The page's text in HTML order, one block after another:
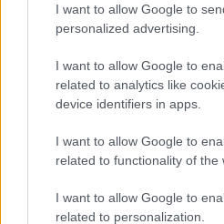
I want to allow Google to
personalized advertising.
I want to allow Google to
related to analytics like
device identifiers in apps.
I want to allow Google to
related to functionality of the
I want to allow Google to
related to personalization.
amit már én is jó ideje
kétséges. Na de lássuk,
legnépszerűbb írásai:
Sleeping Dogs - miért jobb
Új elem a Facebookon -
Ma olyan zenéket hoztam,